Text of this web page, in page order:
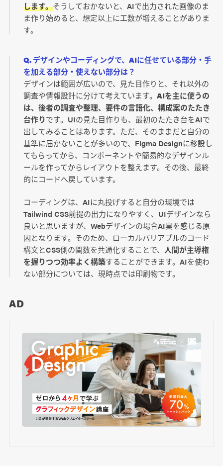
します。そうしておかないと、AIで出力された画像のま
ま作り始めると、想定以上に工数が増えることがありま
す。
Q. デザインやコーディングで、AIに任せている部分・手
を加える部分・使えない部分は？
デザインは範囲が広いので、見た目作りと、それ以外の
調査や情報設計に分けて考えています。AIを主に使うの
は、後者の調査や整理、要件の言語化、構成案のたたき
台作りです。UIの見た目作りも、最初のたたき台をAIで
出してみることはあります。ただ、そのままだと自分の
基準に届かないことが多いので、Figma Designに移設し
てもらってから、コンポーネントや簡易的なデザインル
ールを作ってからレイアウトを整えます。その後、最終
的にコードへ戻しています。
コーディングは、AIに丸投げすると自分の環境では
Tailwind CSS前提の出力になりやすく、UIデザインなら
良いと思いますが、Webデザインの場合AI臭を感じる原
因となります。そのため、ローカルバリアブルのコード
構文とCSS側の関数を共通化することで、 人間が主導権
を握りつつ効率よく構築することができます。AIを使わ
ない部分については、現時点では印刷物です。
AD